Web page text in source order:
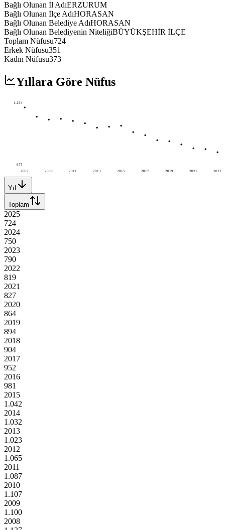
Bağlı Olunan İl AdıERZURUM
Bağlı Olunan İlçe AdıHORASAN
Bağlı Olunan Belediye AdıHORASAN
Bağlı Olunan Belediyenin NiteliğiBÜYÜKŞEHİR İLÇE
Toplam Nüfusu724
Erkek Nüfusu351
Kadın Nüfusu373
Yıllara Göre Nüfus
2007 2009 2011 2013 2015 2017 2019 2021 2023
1.264
675
Yıl
Toplam
2025
724
2024
750
2023
790
2022
819
2021
827
2020
864
2019
894
2018
904
2017
952
2016
981
2015
1.042
2014
1.032
2013
1.023
2012
1.065
2011
1.087
2010
1.107
2009
1.100
2008